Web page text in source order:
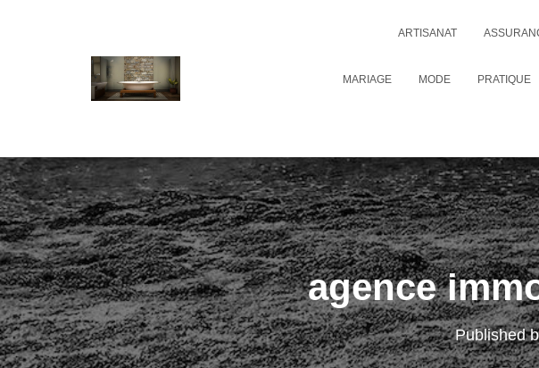
ARTISANAT
MARIAGE MODE PRATIQUE
agence
Published